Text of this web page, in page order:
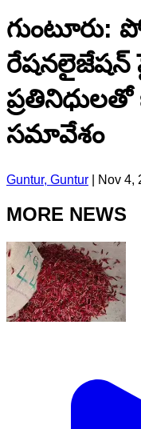
గుంటూరు:
రేషనలైజేషన్
ప్రతినిధులతో
సమావేశం
Guntur, Guntur Nov 4,
MORE NEWS